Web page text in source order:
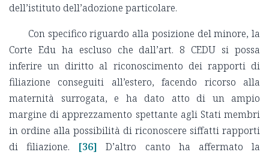
dell’istituto dell’adozione particolare.
Con specifico riguardo alla posizione del minore, la
Corte Edu ha escluso che dall’art. 8 CEDU si possa
inferire un diritto al riconoscimento dei rapporti di
filiazione conseguiti all’estero, facendo ricorso alla
maternità surrogata, e ha dato atto di un ampio
margine di apprezzamento spettante agli Stati membri
in ordine alla possibilità di riconoscere siffatti rapporti
di filiazione.
[36] D’altro canto ha affermato la